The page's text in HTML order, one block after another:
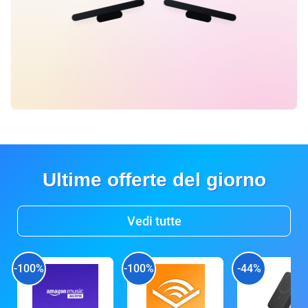
Ultime offerte del giorno
Vedi tutte
-100% -100% -44%